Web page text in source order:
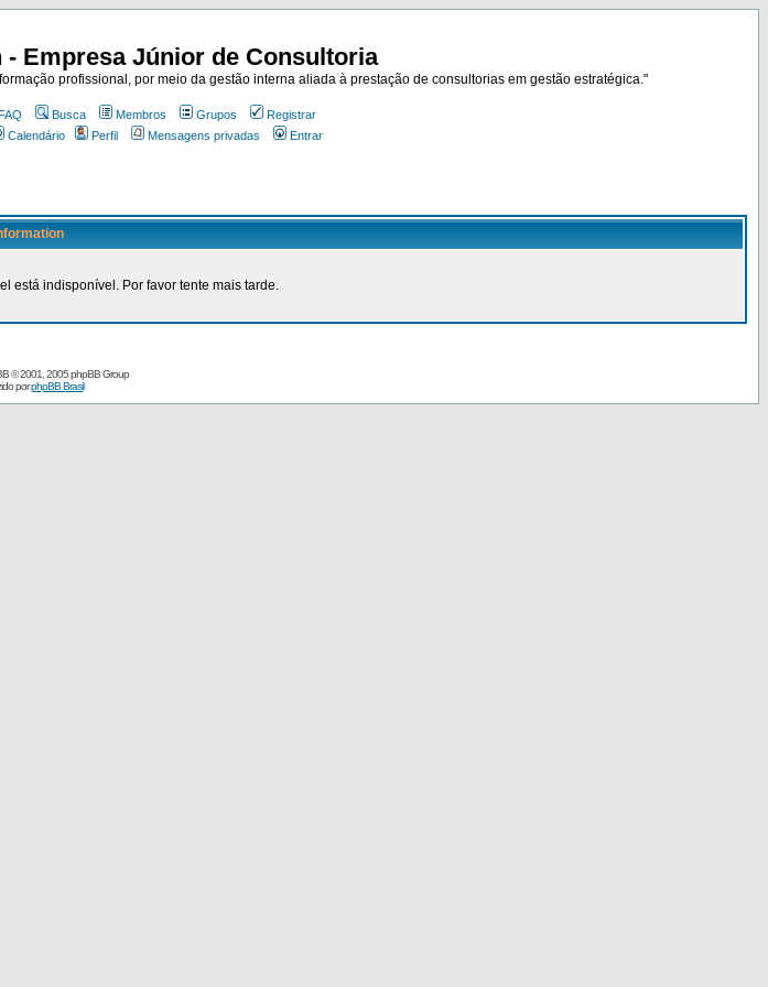
- Empresa Júnior de Consultoria
profissional, por meio da gestão interna aliada à prestação de consultorias em gestão estratégica."
Busca Membros Grupos
Registrar
Calendário
Perfil Mensagens privadas Entrar
está indisponível. Por favor tente mais tarde.
© 2001, 2005 phpBB Group
porphpBB Brasil